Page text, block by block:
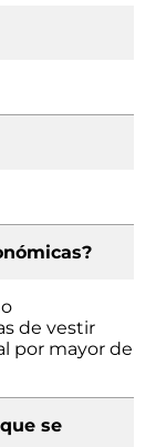
de vestir
por mayor de
se